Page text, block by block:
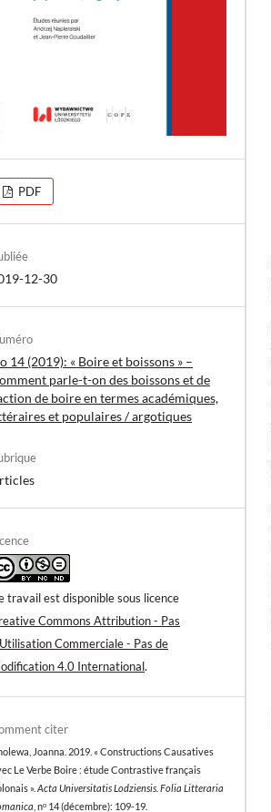
PDF
12-30
14 (2019): « Boire et boissons » –
parle-t-on des boissons et de
de boire en termes académiques,
et populaires / argotiques
travail est disponible sous licence
Commons Attribution - Pas
Commerciale - Pas de
4.0 International.
citer
Joanna. 2019. « Constructions Causatives
Le Verbe Boire : étude Contrastive français
». Acta Universitatis Lodziensis. Folia Litteraria
, nᵒ 14 (décembre): 109-19.